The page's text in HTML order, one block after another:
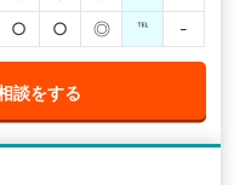
○ ○ ◎ ℡ -
談をする